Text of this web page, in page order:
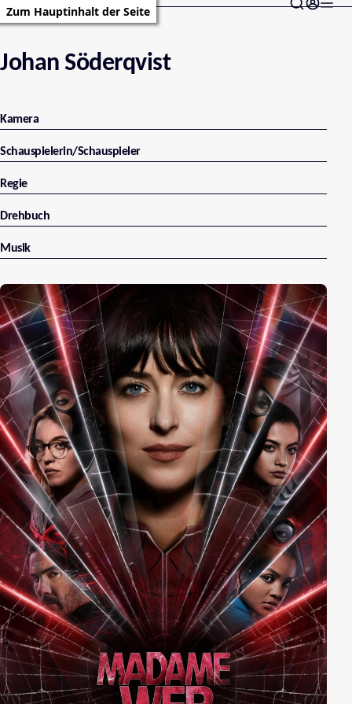
Zum Hauptinhalt der Seite
Johan Söderqvist
Kamera
Schauspielerin/Schauspieler
Regie
Drehbuch
Musik